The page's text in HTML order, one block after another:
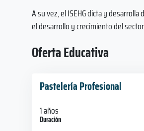
A su vez, el ISEHG dicta y
el desarrollo y crecimiento del
Oferta Educativa
Pastelería Profesional
1 años
Duración